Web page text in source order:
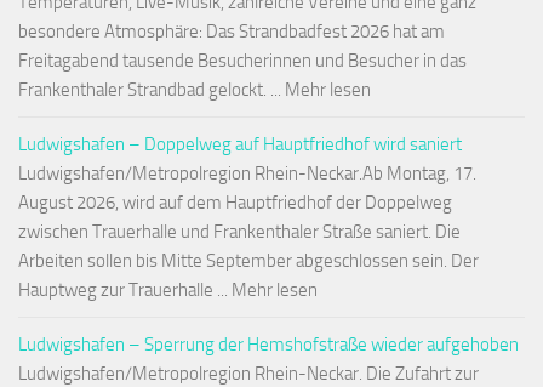
besondere Atmosphäre: Das Strandbadfest 2026 hat am
Freitagabend tausende Besucherinnen und Besucher in das
Frankenthaler Strandbad gelockt. ... Mehr lesen
Ludwigshafen – Doppelweg auf Hauptfriedhof wird saniert
Ludwigshafen/Metropolregion Rhein-Neckar.Ab Montag, 17.
August 2026, wird auf dem Hauptfriedhof der Doppelweg
zwischen Trauerhalle und Frankenthaler Straße saniert. Die
Arbeiten sollen bis Mitte September abgeschlossen sein. Der
Hauptweg zur Trauerhalle ... Mehr lesen
Ludwigshafen – Sperrung der Hemshofstraße wieder aufgehoben
Ludwigshafen/Metropolregion Rhein-Neckar. Die Zufahrt zur